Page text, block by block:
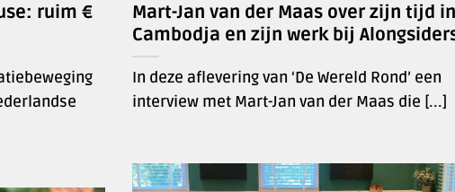
ruim €
Mart-Jan van der Maas over zijn tijd in
Cambodja en zijn werk bij
In deze aflevering van ‘De Wereld Rond’ een
interview met Mart-Jan van der Maas die [...]